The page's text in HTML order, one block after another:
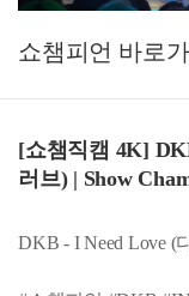
쇼챔피언
[쇼챔직캠 4K]
러브) | Show
DKB - I Need Love (